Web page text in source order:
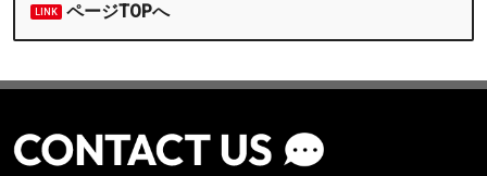
ページTOPへ